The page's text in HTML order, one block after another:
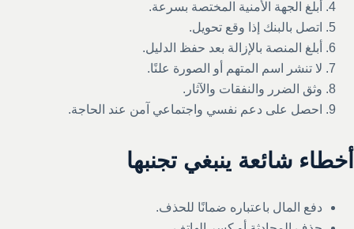
أبلغ الجهة الأمنية المختصة بسرعة.
اتصل بالبنك إذا وقع تحويل.
أبلغ المنصة بالإزالة بعد حفظ الدليل.
لا تنشر اسم المتهم أو الصورة علنًا.
وثق الضرر والنفقات والآثار.
احصل على دعم نفسي واجتماعي آمن عند الحاجة.
أخطاء شائعة ينبغي تجنبها
دفع المال باعتباره ضمانًا للحذف.